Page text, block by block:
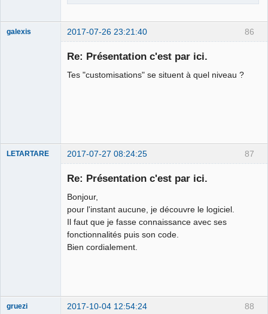
86
galexis 2017-07-26 23:21:40
Re: Présentation c'est par ici.
Tes "customisations" se situent à quel niveau ?
87
LETARTARE 2017-07-27 08:24:25
Re: Présentation c'est par ici.
Bonjour,
pour l'instant aucune, je découvre le logiciel.
Il faut que je fasse connaissance avec ses
fonctionnalités puis son code.
Bien cordialement.
88
gruezi 2017-10-04 12:54:24